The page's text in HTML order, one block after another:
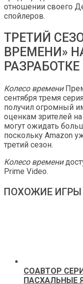
отношении своего
спойлеров.
ТРЕТИЙ
ВРЕМЕНИ»
РАЗРАБОТКЕ
Колесо времени
сентября тремя
получил огромный
оценкам зрителей
могут ожидать
поскольку Amazon
третий сезон.
Колесо времени
Prime Video.
ПОХОЖИЕ ИГРЫ
СОАВТОР
ПАСХАЛЬНЫЕ